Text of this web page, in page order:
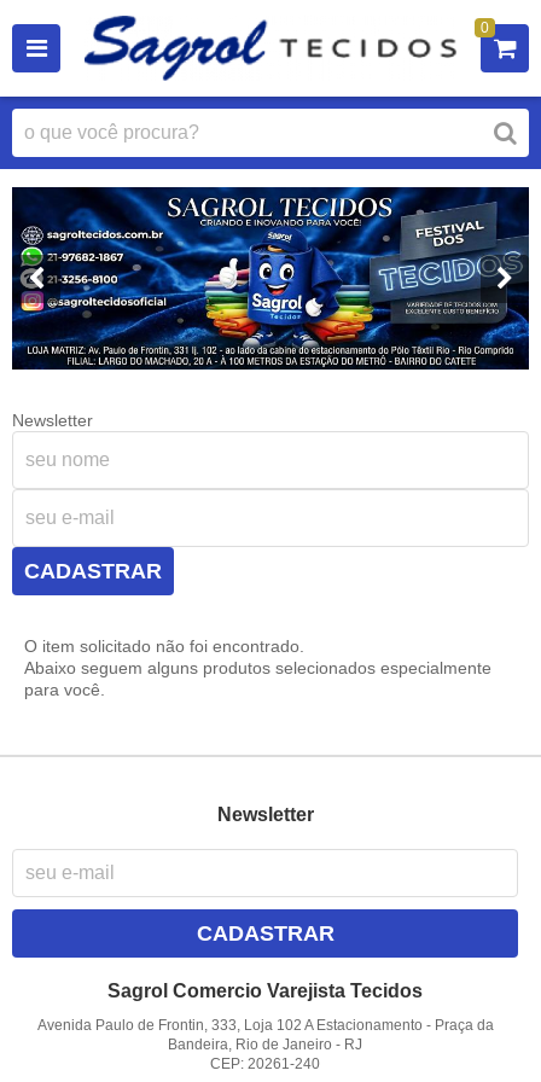
0
Newsletter
CADASTRAR
O item solicitado não foi encontrado.
Abaixo seguem alguns produtos selecionados especialmente
para você.
Newsletter
CADASTRAR
Sagrol Comercio Varejista Tecidos
Avenida Paulo de Frontin, 333, Loja 102 A Estacionamento - Praça da
Bandeira, Rio de Janeiro - RJ
CEP: 20261-240